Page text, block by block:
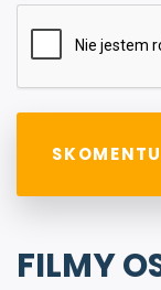
FILMY